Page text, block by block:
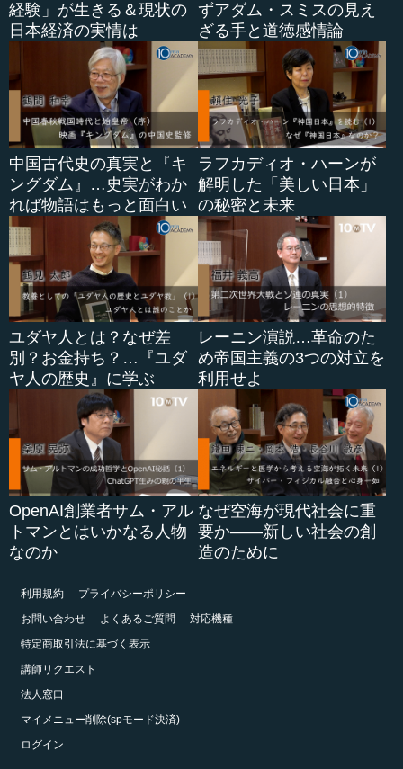
経験」が生きる＆現状の
日本経済の実情は
ずアダム・スミスの見え
ざる手と道徳感情論
中国古代史の真実と『キ
ングダム』…史実がわか
れば物語はもっと面白い
ラフカディオ・ハーンが
解明した「美しい日本」
の秘密と未来
ユダヤ人とは？なぜ差
別？お金持ち？…『ユダ
ヤ人の歴史』に学ぶ
レーニン演説…革命のた
め帝国主義の3つの対立を
利用せよ
OpenAI創業者サム・アル
トマンとはいかなる人物
なのか
なぜ空海が現代社会に重
要か――新しい社会の創
造のために
利用規約
プライバシーポリシー
お問い合わせ
よくあるご質問
対応機種
特定商取引法に基づく表示
講師リクエスト
法人窓口
マイメニュー削除(spモード決済)
ログイン